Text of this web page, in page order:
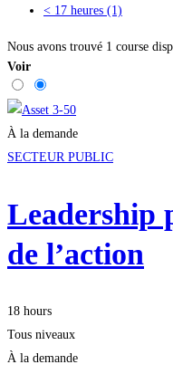
< 17 heures (1)
Nous avons trouvé 1 course
Voir
À la demande
SECTEUR PUBLIC
Leadership
de l’action
18 hours
Tous niveaux
À la demande